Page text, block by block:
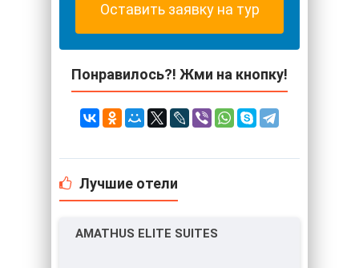
Оставить заявку на тур
Понравилось?! Жми на кнопку!
Лучшие отели
AMATHUS ELITE SUITES